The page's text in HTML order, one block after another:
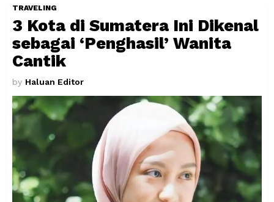
TRAVELING
3 Kota di Sumatera Ini Dikenal
sebagai ‘Penghasil’ Wanita
Cantik
by Haluan Editor